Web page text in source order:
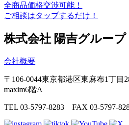
全商品価格交渉可能！
ご相談はタップするだけ！
株式会社 陽吉グループ
会社概要
〒106-0044東京都港区東麻布1丁目
maxim6階A
TEL 03-5797-8283 FAX 03-5797-